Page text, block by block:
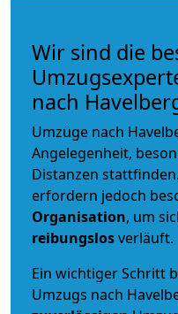
Wir sind die
nach
Umzüge nach
Angelegenheit,
Distanzen
erfordern jedoch
Organisation, um
reibungslosverläuft.
Ein wichtiger Schritt
Umzugs nach